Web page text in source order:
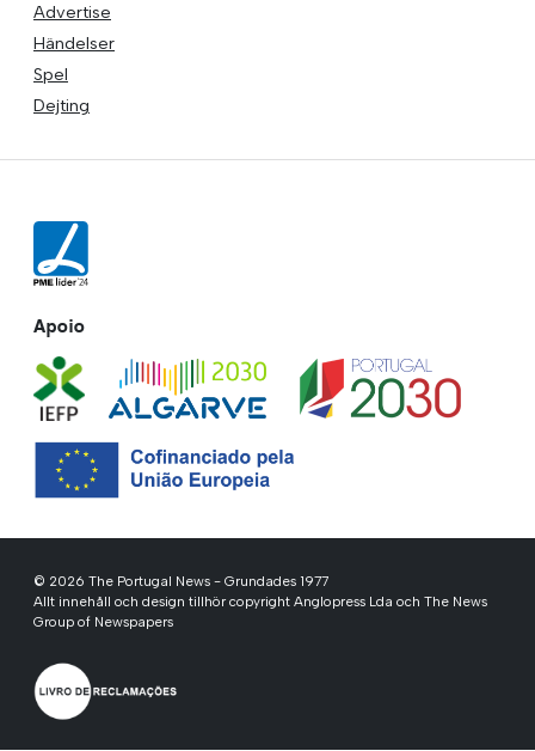
Advertise
Händelser
Spel
Dejting
Apoio
© 2026 The Portugal News - Grundades 1977
Allt innehåll och design tillhör copyright Anglopress Lda och The News
Group of Newspapers